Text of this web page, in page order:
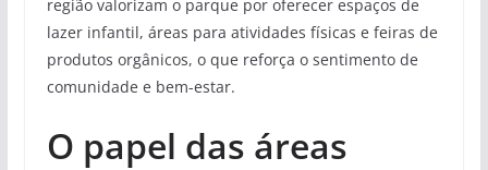
região valorizam o parque por oferecer espaços de
lazer infantil, áreas para atividades físicas e feiras de
produtos orgânicos, o que reforça o sentimento de
comunidade e bem-estar.
O papel das áreas